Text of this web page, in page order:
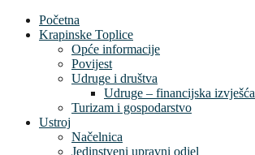
Početna
Krapinske Toplice
Opće informacije
Povijest
Udruge i društva
Udruge – financijska izvješća
Turizam i gospodarstvo
Ustroj
Načelnica
Jedinstveni upravni odjel